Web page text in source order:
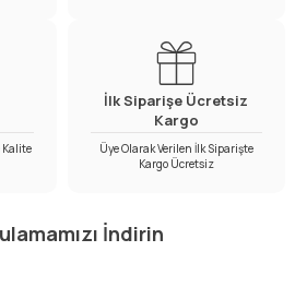
Kalite
İlk Siparişe Ücretsiz
Kargo
Üye Olarak Verilen İlk Siparişte
Kargo Ücretsiz
İndirin